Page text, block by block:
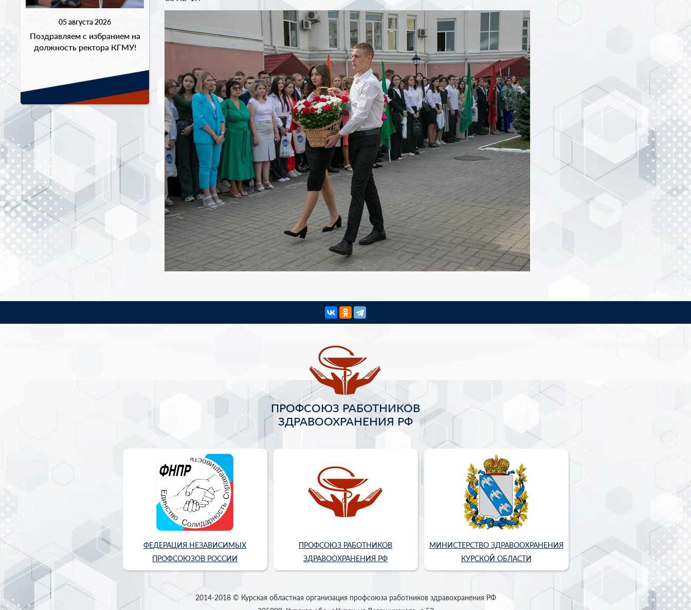
05 августа 2026
Поздравляем с избранием на
должность ректора КГМУ!
ПРОФСОЮЗ РАБОТНИКОВ
ЗДРАВООХРАНЕНИЯ РФ
ФЕДЕРАЦИЯ НЕЗАВИСИМЫХ
ПРОФСОЮЗОВ РОССИИ
ПРОФСОЮЗ РАБОТНИКОВ
ЗДРАВООХРАНЕНИЯ РФ
МИНИСТЕРСТВО ЗДРАВООХРАНЕНИЯ
КУРСКОЙ ОБЛАСТИ
2014-2018 © Курская областная организация профсоюза работников здравохранения РФ